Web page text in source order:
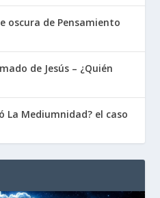
oscura de Pensamiento
de Jesús – ¿Quién
La Mediumnidad? el caso